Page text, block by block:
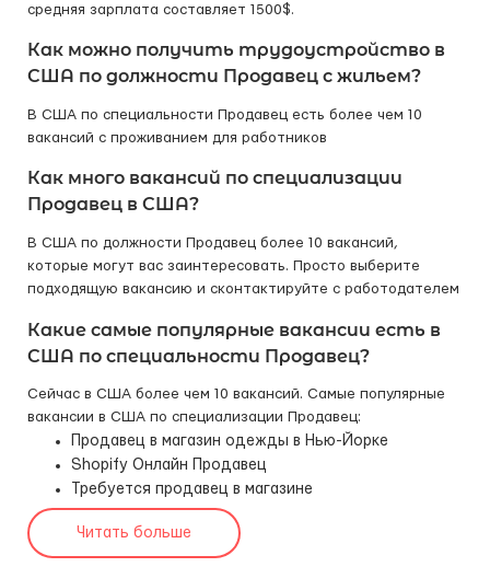
средняя зарплата составляет 1500$.
Как можно получить трудоустройство в
США по должности Продавец с жильем?
В США по специальности Продавец есть более чем 10
вакансий с проживанием для работников
Как много вакансий по специализации
Продавец в США?
В США по должности Продавец более 10 вакансий,
которые могут вас заинтересовать. Просто выберите
подходящую вакансию и сконтактируйте с работодателем
Какие самые популярные вакансии есть в
США по специальности Продавец?
Сейчас в США более чем 10 вакансий. Самые популярные
вакансии в США по специализации Продавец:
Продавец в магазин одежды в Нью-Йорке
Shopify Онлайн Продавец
Требуется продавец в магазине
Читать больше